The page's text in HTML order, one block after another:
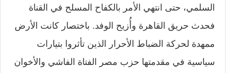
السلمي، حتى انتهي الأمر بالكفاح المسلح في القناة
فحدث حريق القاهرة وأُزيح الوفد. باختصار كانت الأرض
ممهدة لحركة الضباط الأحرار الذين تأثروا بتيارات
سياسية في مقدمتها حزب مصر الفتاة الفاشي والأخوان